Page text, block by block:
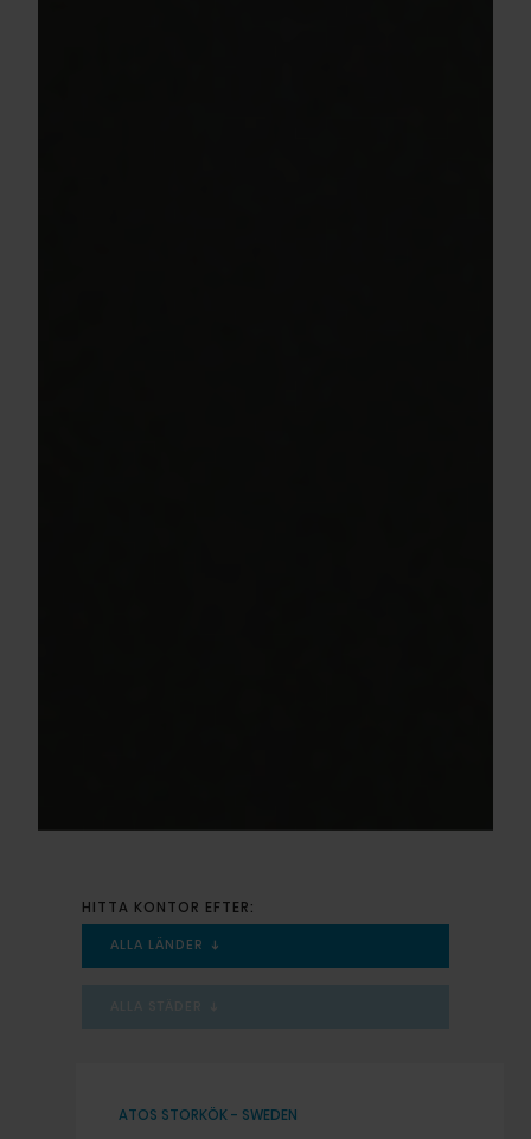
HITTA KONTOR EFTER:
ALLA LÄNDER ➔
ATOS STORKÖK - SWEDEN